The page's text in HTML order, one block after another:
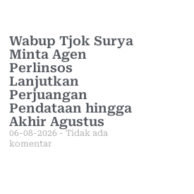
Wabup Tjok Surya
Minta Agen
Perlinsos
Lanjutkan
Perjuangan
Pendataan hingga
Akhir Agustus
06-08-2026
Tidak ada
komentar